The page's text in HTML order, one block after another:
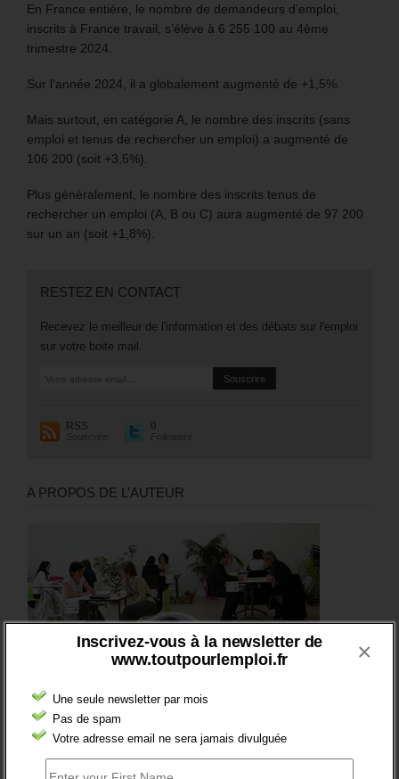
Inscrivez-vous à la newsletter de
www.toutpourlemploi.fr
Une seule newsletter par mois
Pas de spam
Votre adresse email ne sera jamais divulguée
×
En France entière, le nombre de demandeurs d’emploi,
inscrits à France travail, s’élève à 6 255 100 au 4ème
trimestre 2024.
Sur l’année 2024, il a globalement augmenté de +1,5%.
Mais surtout, en catégorie A, le nombre des inscrits (sans
emploi et tenus de rechercher un emploi) a augmenté de
106 200 (soit +3,5%).
Plus généralement, le nombre des inscrits tenus de
rechercher un emploi (A, B ou C) aura augmenté de 97 200
sur un an (soit +1,8%).
RESTEZ EN CONTACT
Recevez le meilleur de l'information et des débats sur l'emploi
sur votre boite mail.
RSS
Souscrire
0
Followers
A PROPOS DE L’AUTEUR